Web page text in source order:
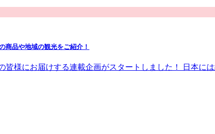
商品や地域の観光をご紹介！
様にお届けする連載企画がスタートしました！ 日本に